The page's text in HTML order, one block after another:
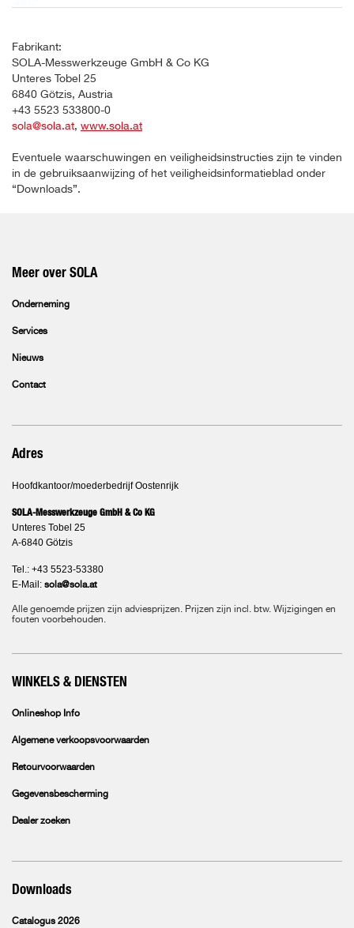
Fabrikant:
SOLA-Messwerkzeuge GmbH & Co KG
Unteres Tobel 25
6840 Götzis, Austria
+43 5523 533800-0
sola@sola.at, www.sola.at
Eventuele waarschuwingen en veiligheidsinstructies zijn te vinden
in de gebruiksaanwijzing of het veiligheidsinformatieblad onder
“Downloads”.
Meer over SOLA
Onderneming
Services
Nieuws
Contact
Adres
Hoofdkantoor/moederbedrijf Oostenrijk
SOLA-Messwerkzeuge GmbH & Co KG
Unteres Tobel 25
A-6840 Götzis
Tel.: +43 5523-53380
E-Mail: sola@sola.at
Alle genoemde prijzen zijn adviesprijzen. Prijzen zijn incl. btw. Wijzigingen en
fouten voorbehouden.
WINKELS & DIENSTEN
Onlineshop Info
Algemene verkoopsvoorwaarden
Retourvoorwaarden
Gegevensbescherming
Dealer zoeken
Downloads
Catalogus 2026